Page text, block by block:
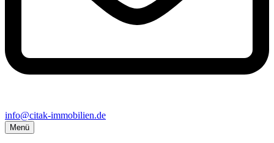
info@citak-immobilien.de
Menü